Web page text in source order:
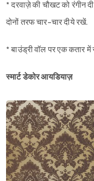
* दरवाज़े की चौखट को रंगीन
दोनों तरफ चार-चार दीये रखें.
* बाउंड्री वॉल पर एक कतार में
स्मार्ट डेकोर आयडियाज़